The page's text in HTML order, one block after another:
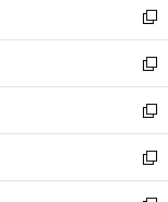
く
で
開
く
ド
ウ
で
開
く
ィ
ン
ド
ウ
で
開
く
い
ウ
ィ
ン
ド
ウ
で
開
新
し
い
ウ
ィ
ン
ド
ウ
新
し
い
ウ
ィ
ン
新
し
い
ウ
新
し